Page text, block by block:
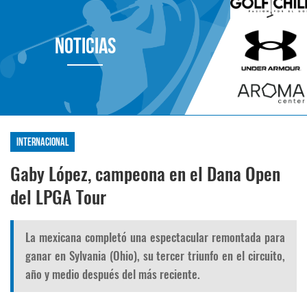
Noticias
Internacional
Gaby López, campeona en el Dana Open
del LPGA Tour
La mexicana completó una espectacular remontada para
ganar en Sylvania (Ohio), su tercer triunfo en el circuito,
año y medio después del más reciente.